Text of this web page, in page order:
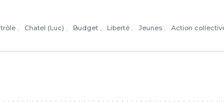
Chatel (Luc) Budget Liberté Jeunes Action